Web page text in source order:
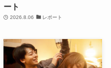
ート
2026.8.06 レポート